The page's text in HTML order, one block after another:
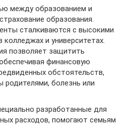
между образованием и
образования.
сталкиваются с высокими
колледжах и университетах.
позволяет защитить
финансовую
обстоятельств,
родителями, болезнь или
разработанные для
расходов, помогают семьям